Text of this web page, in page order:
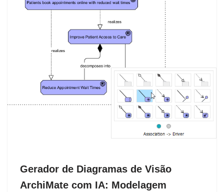
Gerador de Diagramas de Visão
ArchiMate com IA: Modelagem